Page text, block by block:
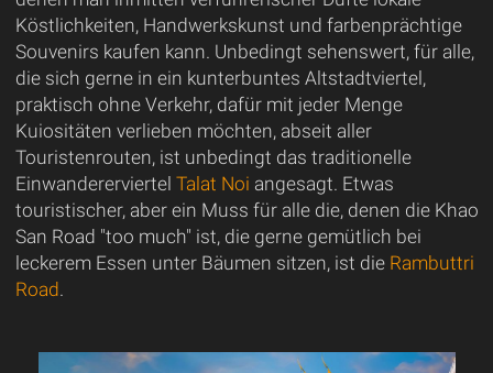
Köstlichkeiten, Handwerkskunst und farbenprächtige
Souvenirs kaufen kann. Unbedingt sehenswert, für alle,
die sich gerne in ein kunterbuntes Altstadtviertel,
praktisch ohne Verkehr, dafür mit jeder Menge
Kuiositäten verlieben möchten, abseit aller
Touristenrouten, ist unbedingt das traditionelle
Einwandererviertel Talat Noi angesagt. Etwas
touristischer, aber ein Muss für alle die, denen die Khao
San Road "too much" ist, die gerne gemütlich bei
leckerem Essen unter Bäumen sitzen, ist die Rambuttri
Road.